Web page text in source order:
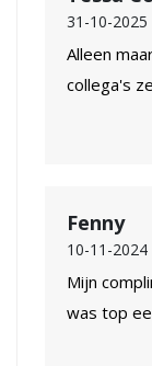
31-10-2025
Alleen
collega's
Fenny
10-11-2024
Mijn
was top